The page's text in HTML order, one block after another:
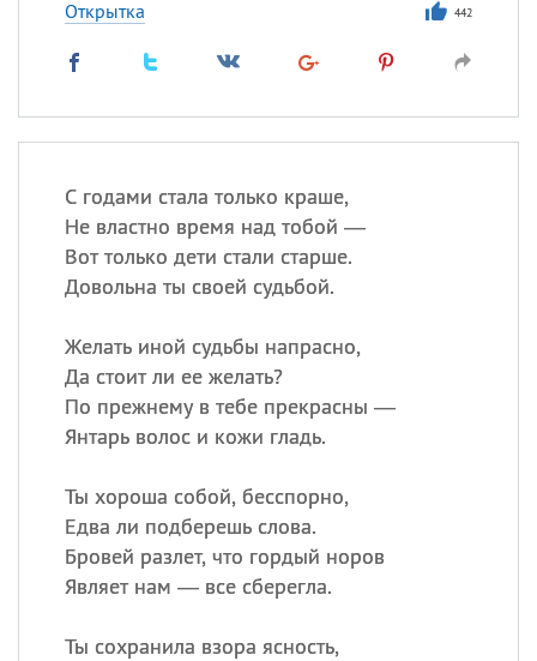
Открытка 442
С годами стала только краше,
Не властно время над тобой —
Вот только дети стали старше.
Довольна ты своей судьбой.
Желать иной судьбы напрасно,
Да стоит ли ее желать?
По прежнему в тебе прекрасны —
Янтарь волос и кожи гладь.
Ты хороша собой, бесспорно,
Едва ли подберешь слова.
Бровей разлет, что гордый норов
Являет нам — все сберегла.
Ты сохранила взора ясность,
,
Антонина
Еще